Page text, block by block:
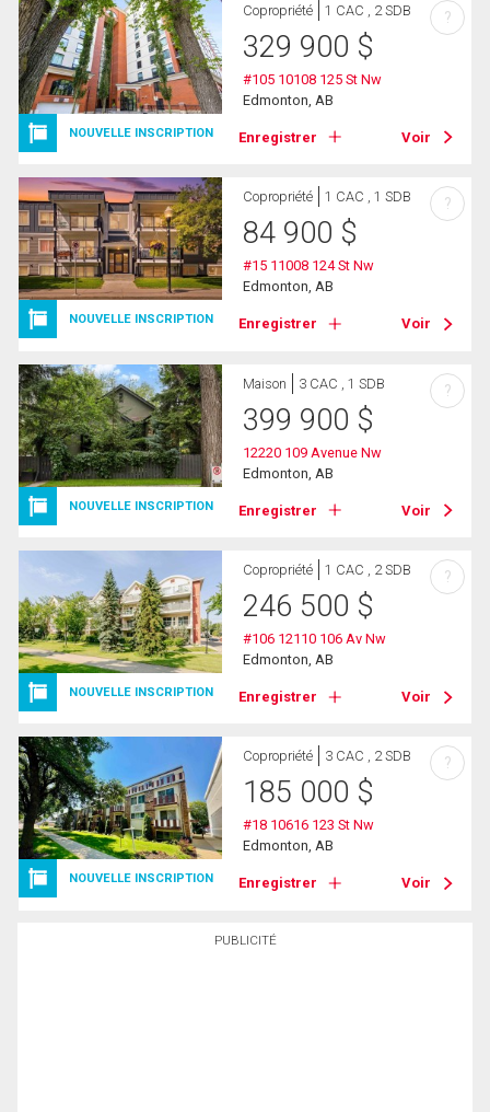
PUBLICITÉ
NOUVELLE INSCRIPTION
Copropriété 1 CAC , 2 SDB
329 900 $
#105 10108 125 St Nw
Edmonton, AB
Enregistrer Voir
?
NOUVELLE INSCRIPTION
Copropriété 1 CAC , 1 SDB
84 900 $
#15 11008 124 St Nw
Edmonton, AB
Enregistrer Voir
?
NOUVELLE INSCRIPTION
Maison 3 CAC , 1 SDB
399 900 $
12220 109 Avenue Nw
Edmonton, AB
Enregistrer Voir
?
NOUVELLE INSCRIPTION
Copropriété 1 CAC , 2 SDB
246 500 $
#106 12110 106 Av Nw
Edmonton, AB
Enregistrer Voir
?
NOUVELLE INSCRIPTION
Copropriété 3 CAC , 2 SDB
185 000 $
#18 10616 123 St Nw
Edmonton, AB
Enregistrer Voir
?